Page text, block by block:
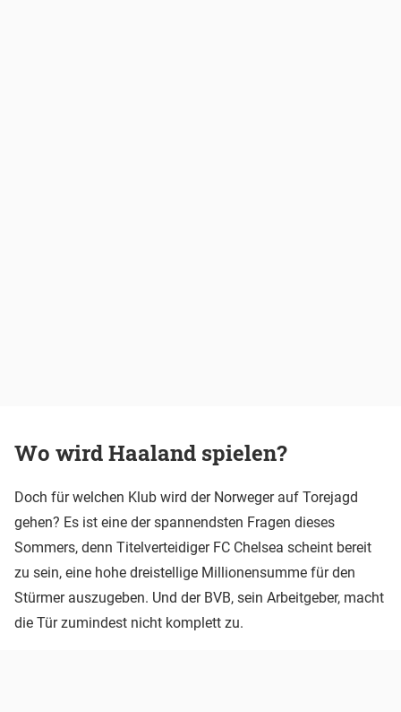
Wo wird Haaland spielen?
Doch für welchen Klub wird der Norweger auf Torejagd
gehen? Es ist eine der spannendsten Fragen dieses
Sommers, denn Titelverteidiger FC Chelsea scheint bereit
zu sein, eine hohe dreistellige Millionensumme für den
Stürmer auszugeben. Und der BVB, sein Arbeitgeber, macht
die Tür zumindest nicht komplett zu.